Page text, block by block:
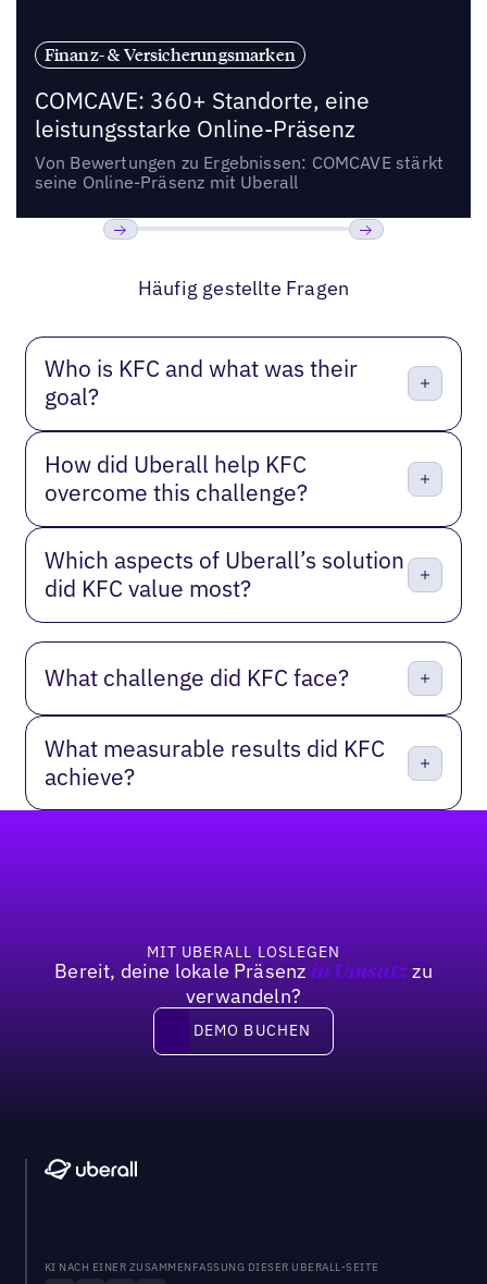
Finanz- & Versicherungsmarken
COMCAVE: 360+ Standorte, eine
leistungsstarke Online-Präsenz
Von Bewertungen zu Ergebnissen: COMCAVE stärkt
seine Online-Präsenz mit Uberall
Häufig gestellte Fragen
Who is KFC and what was their
goal?
How did Uberall help KFC
overcome this challenge?
Which aspects of Uberall’s solution
did KFC value most?
What challenge did KFC face?
What measurable results did KFC
achieve?
MIT UBERALL LOSLEGEN
Bereit, deine lokale Präsenz in Umsatzzu
verwandeln?
DEMO BUCHEN
DEMO BUCHEN
KI NACH EINER ZUSAMMENFASSUNG DIESER UBERALL-SEITE